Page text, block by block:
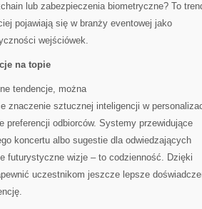
lub zabezpieczenia biometryczne? To
pojawiają się w branży eventowej jako
wejściówek.
na topie
tendencje, można
znaczenie sztucznej inteligencji w
preferencji odbiorców. Systemy przewidujące
koncertu albo sugestie dla odwiedzających
futurystyczne wizje – to codzienność. Dzięki
uczestnikom jeszcze lepsze